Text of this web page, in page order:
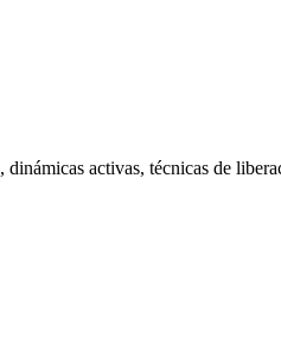
activas, técnicas de